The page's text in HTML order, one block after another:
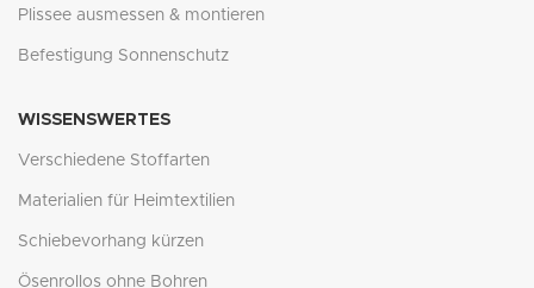
Plissee ausmessen & montieren
Befestigung Sonnenschutz
WISSENSWERTES
Verschiedene Stoffarten
Materialien für Heimtextilien
Schiebevorhang kürzen
Ösenrollos ohne Bohren